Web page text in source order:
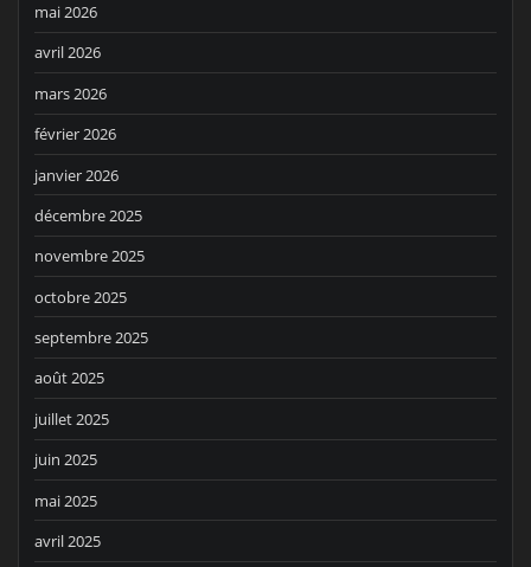
mai 2026
avril 2026
mars 2026
février 2026
janvier 2026
décembre 2025
novembre 2025
octobre 2025
septembre 2025
août 2025
juillet 2025
juin 2025
mai 2025
avril 2025